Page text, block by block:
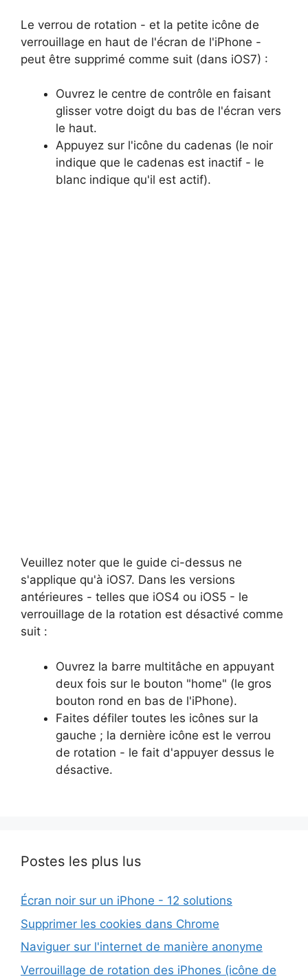
Le verrou de rotation - et la petite icône de
verrouillage en haut de l'écran de l'iPhone -
peut être supprimé comme suit (dans iOS7) :
Ouvrez le centre de contrôle en faisant
glisser votre doigt du bas de l'écran vers
le haut.
Appuyez sur l'icône du cadenas (le noir
indique que le cadenas est inactif - le
blanc indique qu'il est actif).
Veuillez noter que le guide ci-dessus ne
s'applique qu'à iOS7. Dans les versions
antérieures - telles que iOS4 ou iOS5 - le
verrouillage de la rotation est désactivé comme
suit :
Ouvrez la barre multitâche en appuyant
deux fois sur le bouton "home" (le gros
bouton rond en bas de l'iPhone).
Faites défiler toutes les icônes sur la
gauche ; la dernière icône est le verrou
de rotation - le fait d'appuyer dessus le
désactive.
Postes les plus lus
Écran noir sur un iPhone - 12 solutions
Supprimer les cookies dans Chrome
Naviguer sur l'internet de manière anonyme
Verrouillage de rotation des iPhones (icône de